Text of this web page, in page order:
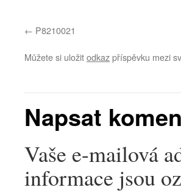
P8210021
Můžete si uložitodkazpříspěvku mezi
Napsat
Vaše e-mailová
informace jsou